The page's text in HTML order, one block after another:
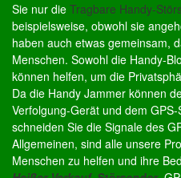
Sie nur die Tragbare Handy-
beispielsweise, obwohl sie
haben auch etwas gemeinsam,
Menschen. Sowohl die Handy-
können helfen, um die
Da die Handy Jammer können
Verfolgung-Gerät und dem
schneiden Sie die Signale des
Allgemeinen, sind alle unsere
Menschen zu helfen und ihre